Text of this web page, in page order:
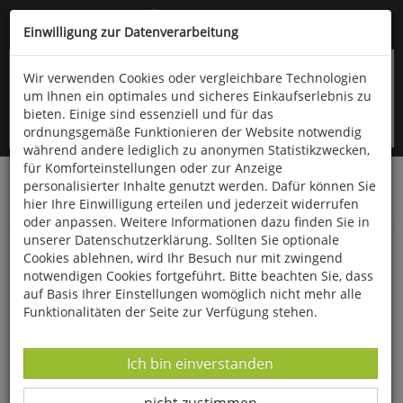
Kompletten Head der Seite überspringen
oder (06766) 9323-960
Startseite Bücher
Limpert Verlag
Fitness- und Gesundheitssport
Ganzkörpertraining
Einwilligung zur Datenverarbeitung
Wir verwenden Cookies oder vergleichbare Technologien
um Ihnen ein optimales und sicheres Einkaufserlebnis zu
bieten. Einige sind essenziell und für das
ordnungsgemäße Funktionieren der Website notwendig
während andere lediglich zu anonymen Statistikzwecken,
für Komforteinstellungen oder zur Anzeige
personalisierter Inhalte genutzt werden. Dafür können Sie
hier Ihre Einwilligung erteilen und jederzeit widerrufen
oder anpassen. Weitere Informationen dazu finden Sie in
unserer Datenschutzerklärung. Sollten Sie optionale
Cookies ablehnen, wird Ihr Besuch nur mit zwingend
notwendigen Cookies fortgeführt. Bitte beachten Sie, dass
auf Basis Ihrer Einstellungen womöglich nicht mehr alle
Funktionalitäten der Seite zur Verfügung stehen.
Datenverarbeitung -
Ich bin einverstanden